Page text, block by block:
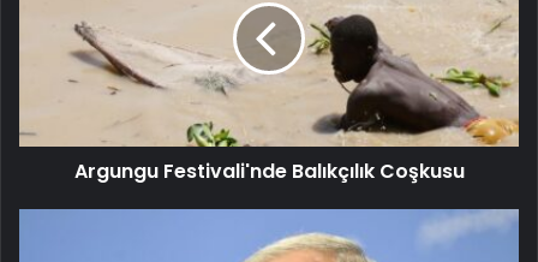
Argungu Festivali'nde Balıkçılık Coşkusu